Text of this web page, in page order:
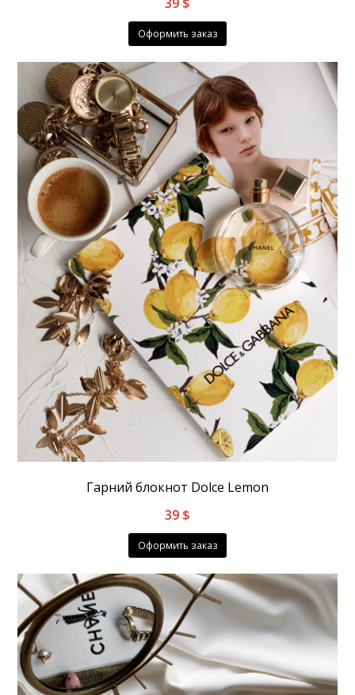
Оформить заказ
Гарний блокнот Dolce Lemon
39 $
Оформить заказ